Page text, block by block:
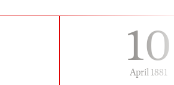
10
April 1881